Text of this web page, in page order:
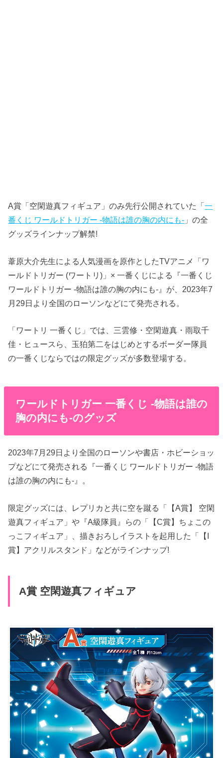
A賞「空閑遊真フィギュア」のみ先行公開されていた「一
番くじ ワールドトリガー -物語は誰の胸の内にも- 」の全
グッズラインナップ解禁!
葦原大介先生による人気漫画を原作としたTVアニメ「ワ
ールドトリガー (ワートリ)」× 一番くじによる『一番くじ
ワールドトリガー -物語は誰の胸の内にも-』が、2023年7
月29日より全国のローソンなどにて発売される。
「ワートリ 一番くじ」では、三雲修・空閑遊真・雨取千
佳・ヒュースら、玉狛第二をはじめとするボーダー隊員
の一番くじならではの限定グッズが多数登場する。
ワールドトリガー 一番くじ -物語は誰の
胸の内にも-のグッズ
2023年7月29日より全国のローソンや書店・ホビーショッ
プなどにて発売される『一番くじ ワールドトリガー -物語
は誰の胸の内にも-』。
限定グッズには、レプリカと共に空を蹴る「【A賞】 空閑
遊真フィギュア」や『A級隊員』らの「【C賞】ちょこの
っこフィギュア」、描きおろしイラストを起用した「【I
賞】アクリルスタンド」などがラインナップ!
A賞 空閑遊真フィギュア